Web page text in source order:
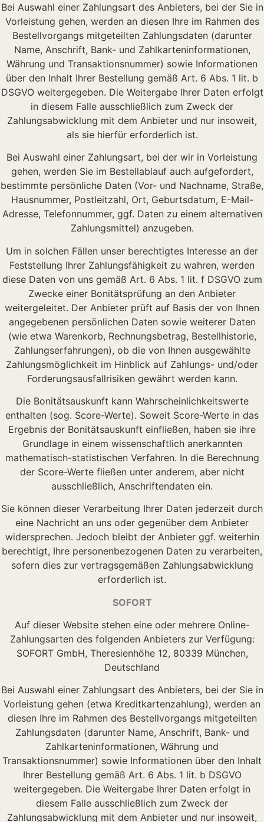
Bei Auswahl einer Zahlungsart des Anbieters, bei der Sie in
Vorleistung gehen, werden an diesen Ihre im Rahmen des
Bestellvorgangs mitgeteilten Zahlungsdaten (darunter
Name, Anschrift, Bank- und Zahlkarteninformationen,
Währung und Transaktionsnummer) sowie Informationen
über den Inhalt Ihrer Bestellung gemäß Art. 6 Abs. 1 lit. b
DSGVO weitergegeben. Die Weitergabe Ihrer Daten erfolgt
in diesem Falle ausschließlich zum Zweck der
Zahlungsabwicklung mit dem Anbieter und nur insoweit,
als sie hierfür erforderlich ist.
Bei Auswahl einer Zahlungsart, bei der wir in Vorleistung
gehen, werden Sie im Bestellablauf auch aufgefordert,
bestimmte persönliche Daten (Vor- und Nachname, Straße,
Hausnummer, Postleitzahl, Ort, Geburtsdatum, E-Mail-
Adresse, Telefonnummer, ggf. Daten zu einem alternativen
Zahlungsmittel) anzugeben.
Um in solchen Fällen unser berechtigtes Interesse an der
Feststellung Ihrer Zahlungsfähigkeit zu wahren, werden
diese Daten von uns gemäß Art. 6 Abs. 1 lit. f DSGVO zum
Zwecke einer Bonitätsprüfung an den Anbieter
weitergeleitet. Der Anbieter prüft auf Basis der von Ihnen
angegebenen persönlichen Daten sowie weiterer Daten
(wie etwa Warenkorb, Rechnungsbetrag, Bestellhistorie,
Zahlungserfahrungen), ob die von Ihnen ausgewählte
Zahlungsmöglichkeit im Hinblick auf Zahlungs- und/oder
Forderungsausfallrisiken gewährt werden kann.
Die Bonitätsauskunft kann Wahrscheinlichkeitswerte
enthalten (sog. Score-Werte). Soweit Score-Werte in das
Ergebnis der Bonitätsauskunft einfließen, haben sie ihre
Grundlage in einem wissenschaftlich anerkannten
mathematisch-statistischen Verfahren. In die Berechnung
der Score-Werte fließen unter anderem, aber nicht
ausschließlich, Anschriftendaten ein.
Sie können dieser Verarbeitung Ihrer Daten jederzeit durch
eine Nachricht an uns oder gegenüber dem Anbieter
widersprechen. Jedoch bleibt der Anbieter ggf. weiterhin
berechtigt, Ihre personenbezogenen Daten zu verarbeiten,
sofern dies zur vertragsgemäßen Zahlungsabwicklung
erforderlich ist.
SOFORT
Auf dieser Website stehen eine oder mehrere Online-
Zahlungsarten des folgenden Anbieters zur Verfügung:
SOFORT GmbH, Theresienhöhe 12, 80339 München,
Deutschland
Bei Auswahl einer Zahlungsart des Anbieters, bei der Sie in
Vorleistung gehen (etwa Kreditkartenzahlung), werden an
diesen Ihre im Rahmen des Bestellvorgangs mitgeteilten
Zahlungsdaten (darunter Name, Anschrift, Bank- und
Zahlkarteninformationen, Währung und
Transaktionsnummer) sowie Informationen über den Inhalt
Ihrer Bestellung gemäß Art. 6 Abs. 1 lit. b DSGVO
weitergegeben. Die Weitergabe Ihrer Daten erfolgt in
diesem Falle ausschließlich zum Zweck der
Zahlungsabwicklung mit dem Anbieter und nur insoweit,